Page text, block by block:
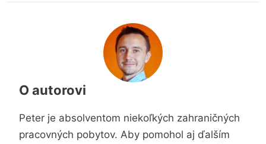
O autorovi
Peter je absolventom niekoľkých zahraničných
pracovných pobytov. Aby pomohol aj ďalším